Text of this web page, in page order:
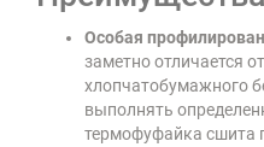
Особая
заметно отличается
хлопчатобумажного
выполнять
термофуфайка сшита